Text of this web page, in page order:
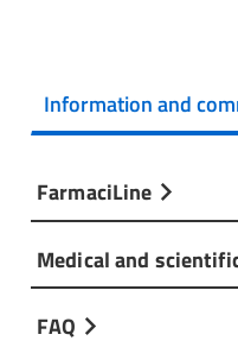
Information and
FarmaciLine
Medical and
FAQ